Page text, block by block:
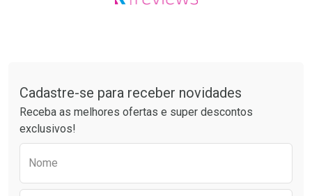
Cadastre-se para receber novidades
Receba as melhores ofertas e super descontos
exclusivos!
Nome